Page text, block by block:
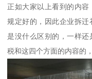
正如大家以上看到的内
规定好的，因此企业拆
是没什么区别的，一样
税和这四个方面的内容的